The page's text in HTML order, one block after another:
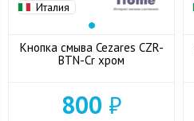
Италия
Кнопка смыва Cezares CZR-
BTN-Cr хром
800 ₽